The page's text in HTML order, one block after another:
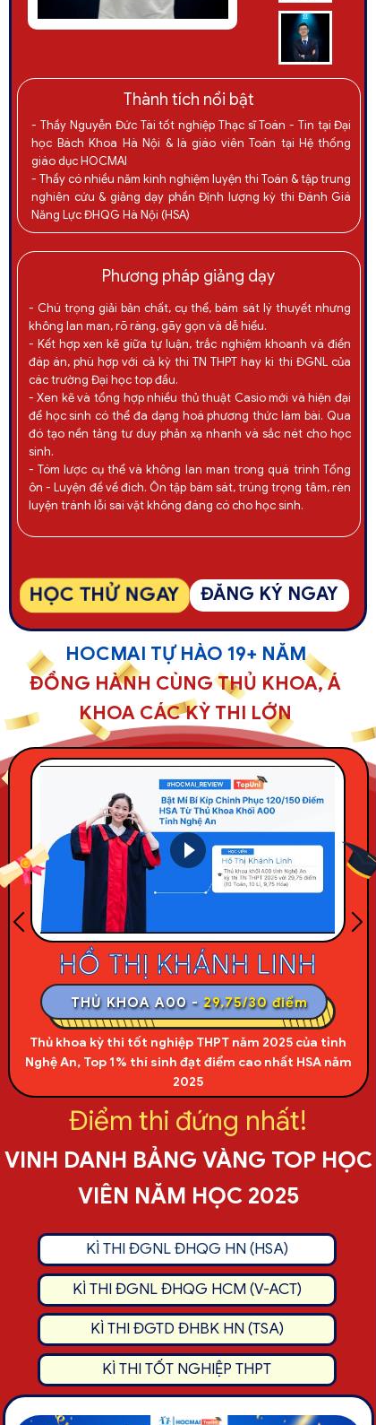
Thành tích nổi bật
- Thầy Nguyễn Đức Tài tốt nghiệp Thạc sĩ Toán - Tin tại Đại
học Bách Khoa Hà Nội & là giáo viên Toán tại Hệ thống
giáo dục HOCMAI
- Thầy có nhiều năm kinh nghiệm luyện thi Toán & tập trung
nghiên cứu & giảng dạy phần Định lượng kỳ thi Đánh Giá
Năng Lực ĐHQG Hà Nội (HSA)
Phương pháp giảng dạy
- Chú trọng giải bản chất, cụ thể, bám sát lý thuyết nhưng
không lan man, rõ ràng, gãy gọn và dễ hiểu.
- Kết hợp xen kẽ giữa tự luận, trắc nghiệm khoanh và điền
đáp án, phù hợp với cả kỳ thi TN THPT hay kì thi ĐGNL của
các trường Đại học top đầu.
- Xen kẽ và tổng hợp nhiều thủ thuật Casio mới và hiện đại
để học sinh có thể đa dạng hoá phương thức làm bài. Qua
đó tạo nền tảng tư duy phản xạ nhanh và sắc nét cho học
sinh.
- Tóm lược cụ thể và không lan man trong quá trình Tổng
ôn - Luyện đề về đích. Ôn tập bám sát, trúng trọng tâm, rèn
luyện tránh lỗi sai vặt không đáng có cho học sinh.
HỌC THỬ NGAY ĐĂNG KÝ NGAY
Điểm thi đứng nhất!
VINH DANH BẢNG VÀNG TOP HỌC
VIÊN NĂM HỌC 2025
KÌ THI ĐGNL ĐHQG HN (HSA)
KÌ THI ĐGTD ĐHBK HN (TSA)
KÌ THI ĐGNL ĐHQG HCM (V-ACT)
KÌ THI TỐT NGHIỆP THPT
HOCMAI TỰ HÀO 19+ NĂM
ĐỒNG HÀNH CÙNG THỦ KHOA, Á
KHOA CÁC KỲ THI LỚN
THỦ KHOA A00 -29/30 điểm
Thủ khoa khối A00 TP.Đà Nẵng - Kỳ thi tốt nghiệp
THPT năm 2025
LÊ HOÀNG VIỆT